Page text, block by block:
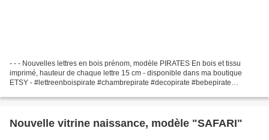
- - - Nouvelles lettres en bois prénom, modèle PIRATES En bois et tissu
imprimé, hauteur de chaque lettre 15 cm - disponible dans ma boutique
ETSY - #lettreenboispirate #chambrepirate #decopirate #bebepirate
Nouvelle vitrine naissance, modèle "SAFARI"